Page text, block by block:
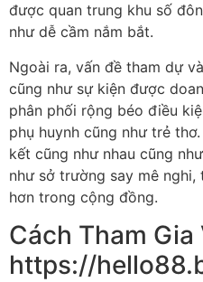
được quan trung khu số
như dễ cầm nắm bắt.
Ngoài ra, vấn đề tham dự
cũng như sự kiện được
phân phối rộng béo điều
phụ huynh cũng như trẻ
kết cũng như nhau cũng
như sở trường say mê
hơn trong cộng đồng.
Cách Tham
https://